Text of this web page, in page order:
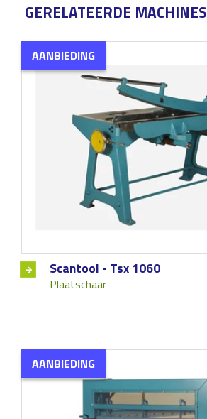
GERELATEERDE MACHINES
AANBIEDING
Scantool - Tsx 1060
Plaatschaar
AANBIEDING